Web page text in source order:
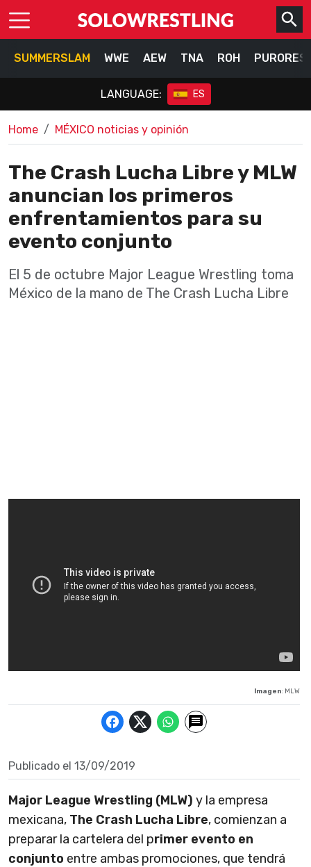
SUMMERSLAM WWE AEW TNA ROH
LANGUAGE: ES
Home MÉXICO noticias y opinión
The Crash Lucha Libre y MLW
anuncian los primeros
enfrentamientos para su
evento conjunto
El 5 de octubre Major League Wrestling toma
México de la mano de The Crash Lucha Libre
Imagen: MLW
Publicado el 13/09/2019
Major League Wrestling (MLW) y la empresa
mexicana, The Crash Lucha Libre, comienzan a
preparar la cartelera del primer evento en
conjunto entre ambas promociones, que tendrá